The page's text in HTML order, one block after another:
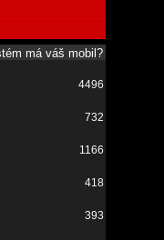
má váš mobil?
4496
732
1166
418
393